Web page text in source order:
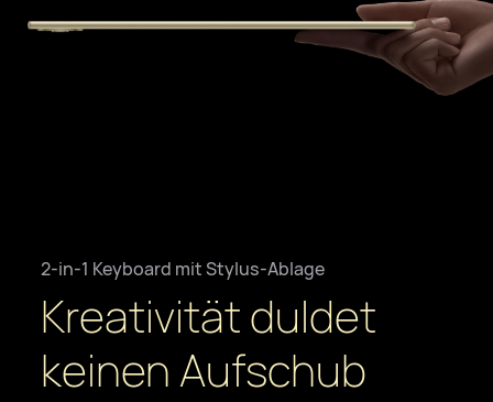
2-in-1 Keyboard mit Stylus-Ablage
Kreativität duldet
keinen Aufschub